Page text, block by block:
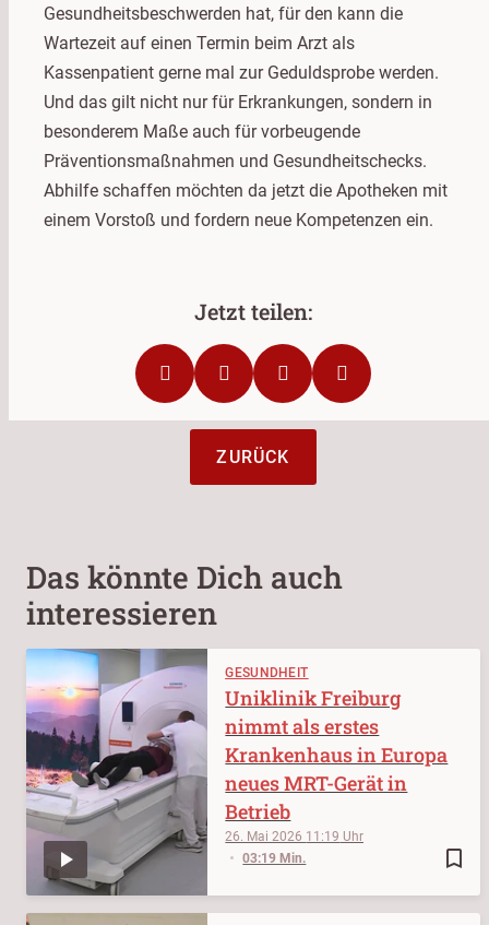
Gesundheitsbeschwerden hat, für den kann die
Wartezeit auf einen Termin beim Arzt als
Kassenpatient gerne mal zur Geduldsprobe werden.
Und das gilt nicht nur für Erkrankungen, sondern in
besonderem Maße auch für vorbeugende
Präventionsmaßnahmen und Gesundheitschecks.
Abhilfe schaffen möchten da jetzt die Apotheken mit
einem Vorstoß und fordern neue Kompetenzen ein.
ZURÜCK
Das könnte Dich auch
interessieren
GESUNDHEIT
bookmark_border
26. Mai 2026 11:19
03:19 Min.
Uniklinik Freiburg
nimmt als erstes
Krankenhaus in Europa
neues MRT-Gerät in
Betrieb